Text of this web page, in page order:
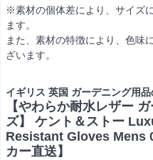
※素材の個体差により、サイズ
ます。
また、素材の特徴により、色味
ざいます。
イギリス 英国 ガーデニング用
【やわらか耐水レザー
ズ】 ケント＆ストー
Resistant Gloves Mens
カー直送】